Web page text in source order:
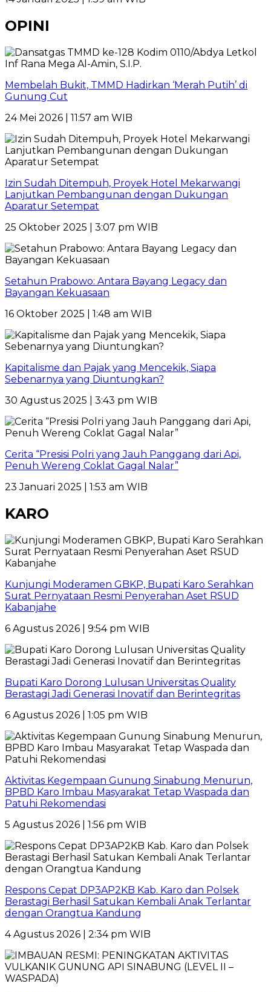
OPINI
Membelah Bukit, TMMD Hadirkan ‘Merah Putih’ di
Gunung Cut
24 Mei 2026 | 11:57 am WIB
Izin Sudah Ditempuh, Proyek Hotel Mekarwangi
Lanjutkan Pembangunan dengan Dukungan
Aparatur Setempat
25 Oktober 2025 | 3:07 pm WIB
Setahun Prabowo: Antara Bayang Legacy dan
Bayangan Kekuasaan
16 Oktober 2025 | 1:48 am WIB
Kapitalisme dan Pajak yang Mencekik, Siapa
Sebenarnya yang Diuntungkan?
30 Agustus 2025 | 3:43 pm WIB
Cerita “Presisi Polri yang Jauh Panggang dari Api,
Penuh Wereng Coklat Gagal Nalar”
23 Januari 2025 | 1:53 am WIB
KARO
Kunjungi Moderamen GBKP, Bupati Karo Serahkan
Surat Pernyataan Resmi Penyerahan Aset RSUD
Kabanjahe
6 Agustus 2026 | 9:54 pm WIB
Bupati Karo Dorong Lulusan Universitas Quality
Berastagi Jadi Generasi Inovatif dan Berintegritas
6 Agustus 2026 | 1:05 pm WIB
Aktivitas Kegempaan Gunung Sinabung Menurun,
BPBD Karo Imbau Masyarakat Tetap Waspada dan
Patuhi Rekomendasi
5 Agustus 2026 | 1:56 pm WIB
Respons Cepat DP3AP2KB Kab. Karo dan Polsek
Berastagi Berhasil Satukan Kembali Anak Terlantar
dengan Orangtua Kandung
4 Agustus 2026 | 2:34 pm WIB